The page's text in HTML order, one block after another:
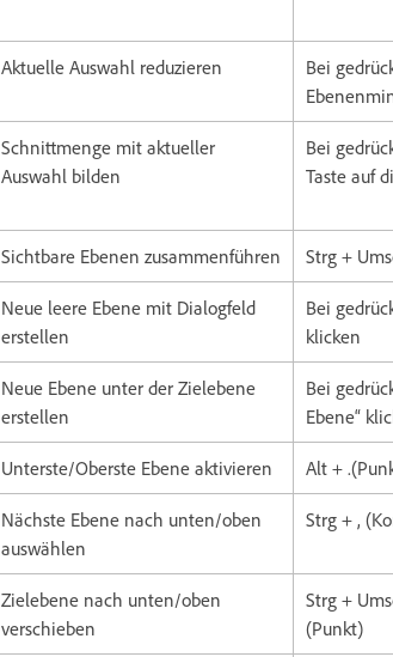
Aktuelle Auswahl reduzieren
Bei
Schnittmenge mit aktueller
Auswahl bilden
Bei
Taste auf
Sichtbare Ebenen zusammenführen Strg +
Neue leere Ebene mit Dialogfeld
erstellen
Bei
klicken
Neue Ebene unter der Zielebene
erstellen
Bei
Ebene“
Unterste/Oberste Ebene aktivieren Alt +
Nächste Ebene nach unten/oben
auswählen
Strg + ,
Zielebene nach unten/oben
verschieben
Strg +
(Punkt)